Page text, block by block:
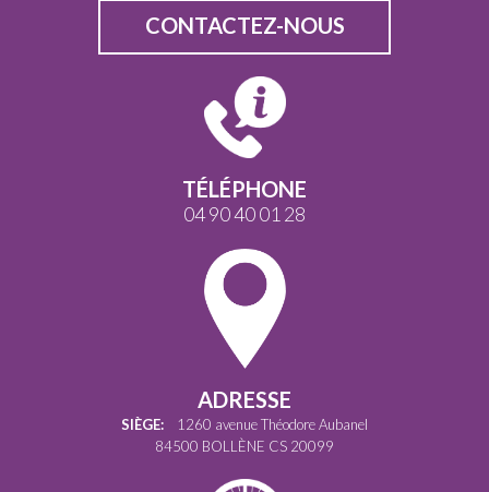
CONTACTEZ-NOUS
TÉLÉPHONE
04 90 40 01 28
ADRESSE
SIÈGE: 1260 avenue Théodore Aubanel
84500 BOLLÈNE CS 20099